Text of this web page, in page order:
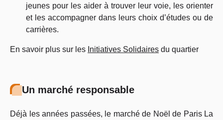
jeunes pour les aider à trouver leur voie, les orienter
et les accompagner dans leurs choix d’études ou de
carrières.
En savoir plus sur les Initiatives Solidaires du quartier
Un marché responsable
Déjà les années passées, le marché de Noël de Paris La